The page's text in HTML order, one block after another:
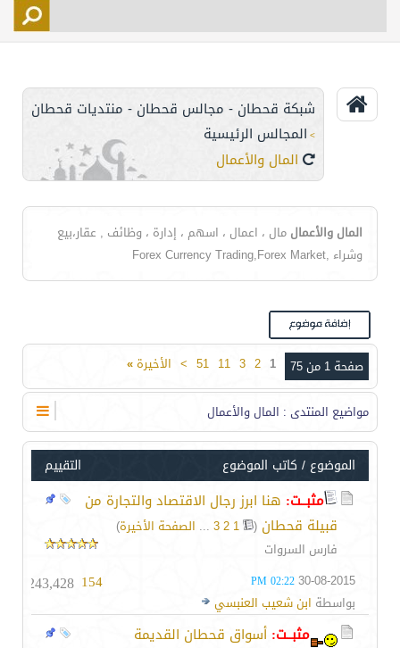
التحكم
شبكة قحطان - مجالس قحطان - منتديات قحطان
> المجالس الرئيسية
المال والأعمال
المال والأعمال مال ، اعمال ، اسهم ، إدارة ، وظائف , عقار،بيع
وشراء ,Forex Currency Trading,Forex Market
صفحة 1 من 75 1
2
3
11
51
> الأخيرة»
مواضيع المنتدى : المال والأعمال
التقييم الموضوع / كاتب الموضوع
مثبــت: هنا ابرز رجال الاقتصاد والتجارة من
قبيلة قحطان (
1
2
3
... الصفحة الأخيرة)
فارس السروات
30-08-2015
02:22 PM
بواسطة ابن شعيب العنبسي
154
243,428
مثبــت: أسواق قحطان القديمة